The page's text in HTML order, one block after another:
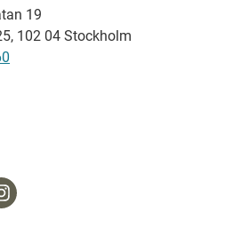
19
102 04 Stockholm